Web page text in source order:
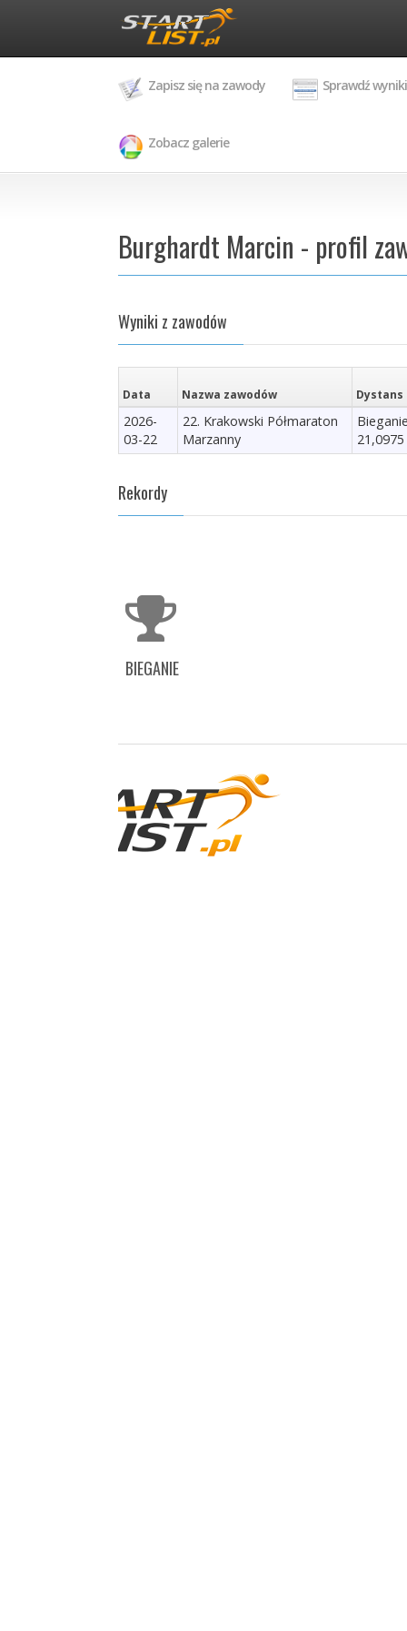
Zapisz się na zawody Sprawdź wyniki
Zobacz galerie
Burghardt Marcin - profil
Wyniki z zawodów
Data Nazwa zawodów Dystans
2026-
03-22
22. Krakowski Półmaraton
Marzanny
Rekordy
BIEGANIE